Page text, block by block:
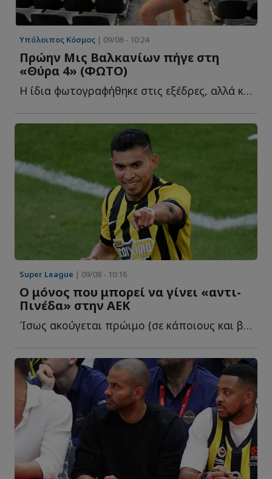
Υπόλοιπος Κόσμος | 09/08 - 10:24
Πρώην Μις Βαλκανίων πήγε στη
«Θύρα 4» (ΦΩΤΟ)
Η ίδια φωτογραφήθηκε στις εξέδρες, αλλά και μπροστά α...
Super League | 09/08 - 10:16
Ο μόνος που μπορεί να γίνει «αντι-
Πινέδα» στην ΑΕΚ
Ίσως ακούγεται πρώιμο (σε κάποιους και βλάσφημο), αλλά ο...